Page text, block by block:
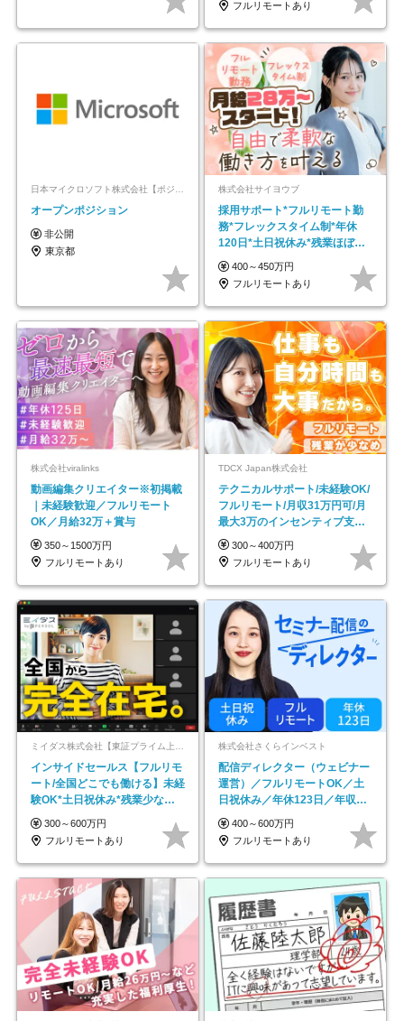
フルリモートあり
日本マイクロソフト株式会社【ポジションマッチ登録】
オープンポジション
非公開
東京都
株式会社サイヨウブ
採用サポート*フルリモート勤
務*フレックスタイム制*年休
120日*土日祝休み*残業ほぼな
し*育児中社員8割以上
400～450万円
フルリモートあり
株式会社viralinks
動画編集クリエイター※初掲載
｜未経験歓迎／フルリモート
OK／月給32万＋賞与
350～1500万円
フルリモートあり
TDCX Japan株式会社
テクニカルサポート/未経験OK/
フルリモート/月収31万円可/月
最大3万のインセンティブ支給/
平均年齢33歳
300～400万円
フルリモートあり
ミイダス株式会社【東証プライム上場パーソルグループ】
インサイドセールス【フルリモ
ート/全国どこでも働ける】未経
験OK*土日祝休み*残業少なめ*
在宅勤務手当あり
300～600万円
フルリモートあり
株式会社さくらインベスト
配信ディレクター（ウェビナー
運営）／フルリモートOK／土
日祝休み／年休123日／年収
600万円可
400～600万円
フルリモートあり